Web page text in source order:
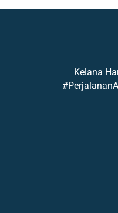
Kelana